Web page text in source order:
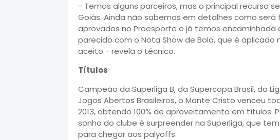
- Temos alguns parceiros, mas o principal recurso
Goiás. Ainda não sabemos em detalhes como
aprovados no Proesporte e já temos
parecido com o Nota Show de Bola, que é
aceito - revela o técnico.
Títulos
Campeão da Superliga B, da Supercopa Brasil, da
Jogos Abertos Brasileiros, o Monte Cristo venceu
2013, obtendo 100% de aproveitamento em títulos.
sonho do clube é surpreender na Superliga, que
para chegar aos palyoffs.